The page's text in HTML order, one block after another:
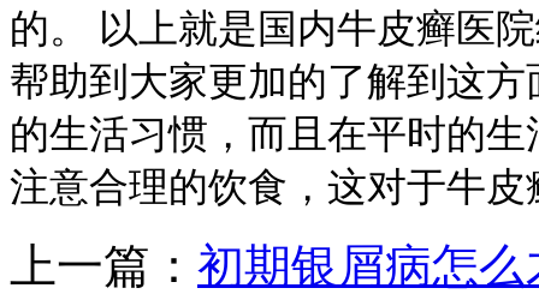
的。 以上就是国内牛皮癣医
帮助到大家更加的了解到这
的生活习惯，而且在平时的
注意合理的饮食，这对于牛
上一篇： 初期银屑病怎